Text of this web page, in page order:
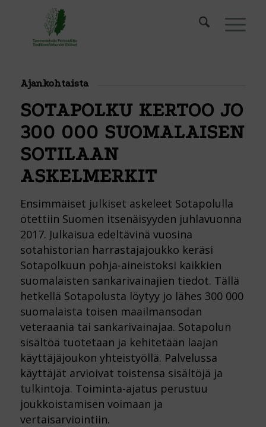
Ajankohtaista
SOTAPOLKU KERTOO JO
300 000 SUOMALAISEN
SOTILAAN
ASKELMERKIT
Ensimmäiset julkiset askeleet Sotapolulla
otettiin Suomen itsenäisyyden juhlavuonna
2017. Julkaisua edeltävinä vuosina
sotahistorian harrastajajoukko keräsi
Sotapolkuun pohja-aineistoksi kaikkien
suomalaisten sankarivainajien tiedot. Tällä
hetkellä Sotapolusta löytyy jo lähes 300 000
suomalaista toisen maailmansodan
veteraania tai sankarivainajaa. Sotapolun
sisältöä tuotetaan ja kehitetään laajan
käyttäjäjoukon yhteistyöllä. Palvelussa
käyttäjät arvioivat toistensa sisältöjä ja
tulkintoja. Toiminta-ajatus perustuu
joukkoistamisen voimaan ja
vertaisarviointiin.